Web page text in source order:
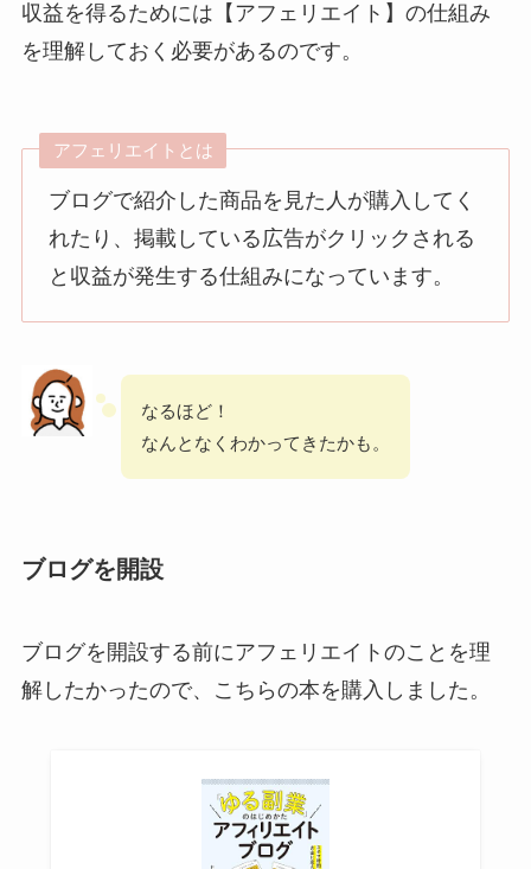
収益を得るためには【アフェリエイト】の仕組み
を理解しておく必要があるのです。
アフェリエイトとは
ブログで紹介した商品を見た人が購入してく
れたり、掲載している広告がクリックされる
と収益が発生する仕組みになっています。
なるほど！
なんとなくわかってきたかも。
ブログを開設
ブログを開設する前にアフェリエイトのことを理
解したかったので、こちらの本を購入しました。